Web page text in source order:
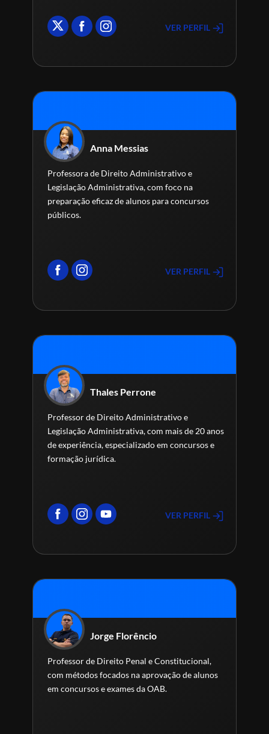
VER PERFIL
Anna Messias
Professora de Direito Administrativo e
Legislação Administrativa, com foco na
preparação eficaz de alunos para concursos
públicos.
VER PERFIL
Thales Perrone
Professor de Direito Administrativo e
Legislação Administrativa, com mais de 20 anos
de experiência, especializado em concursos e
formação jurídica.
VER PERFIL
Jorge Florêncio
Professor de Direito Penal e Constitucional,
com métodos focados na aprovação de alunos
em concursos e exames da OAB.